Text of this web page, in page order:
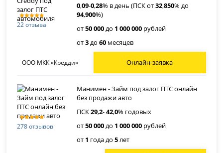
22 отзыва
0,09-0,28% в день (ПСК от32,850% до
94,900%)
от50 000до 1 000 000 рублей
от3до60 месяцев
ООО МКК «Кредди» Онлайн-заявка
278 отзывов
Манимен - Займ под залог ПТС онлайн
без продажи авто
ПСК29,2-42,0% годовых
от50 000до 1 000 000 рублей
от 1 года до5лет